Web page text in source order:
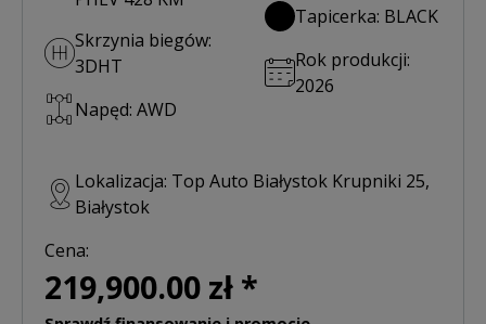
Skrzynia biegów:
3DHT
Napęd: AWD
Tapicerka: BLACK
Rok produkcji:
2026
Lokalizacja: Top Auto Białystok Krupniki 25,
Białystok
Cena:
219,900.00 zł *